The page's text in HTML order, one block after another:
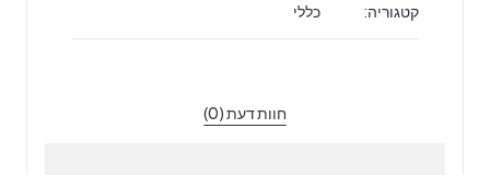
טעינה
קטגוריה: כללי
חוות דעת (0)